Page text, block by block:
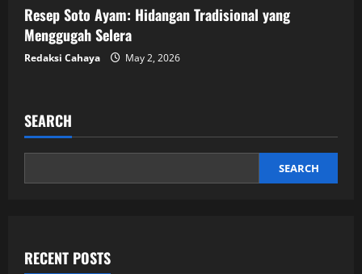
Resep Soto Ayam: Hidangan Tradisional yang
Menggugah Selera
Redaksi Cahaya May 2, 2026
SEARCH
SEARCH
RECENT POSTS